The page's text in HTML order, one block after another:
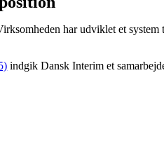
har udviklet et
indgik Dansk Interim et